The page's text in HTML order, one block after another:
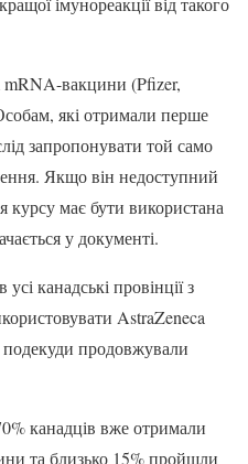
вакцини (Pfizer,
які отримали перше
запропонувати той само
Якщо він недоступний
курсу має бути використана
у документі.
канадські провінції з
AstraZeneca
продовжували
канадців вже отримали
та близько 15% пройшли